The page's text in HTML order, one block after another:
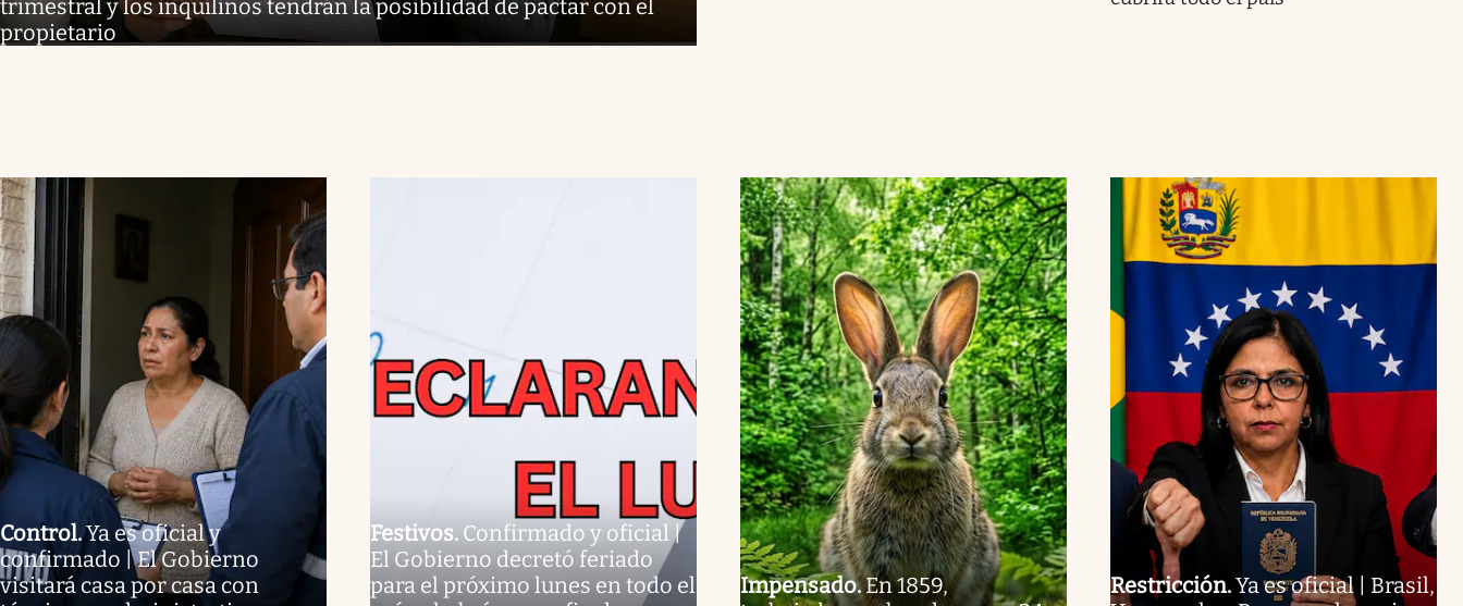
trimestral y los inquilinos tendrán la posibilidad de pactar con el
propietario
Control.Ya es oficial y
confirmado | El Gobierno
visitará casa por casa con
Festivos. Confirmado y oficial |
El Gobierno decretó feriado
para el próximo lunes en todo el
Impensado.En 1859,
Restricción.Ya es oficial | Brasil,